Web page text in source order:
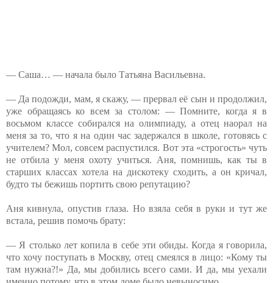
— Саша… — начала было Татьяна Васильевна.
— Да подожди, мам, я скажу, — прервал её сын и продолжил,
уже обращаясь ко всем за столом: — Помните, когда я в
восьмом классе собирался на олимпиаду, а отец наорал на
меня за то, что я на один час задержался в школе, готовясь с
учителем? Мол, совсем распустился. Вот эта «строгость» чуть
не отбила у меня охоту учиться. Аня, помнишь, как ты в
старших классах хотела на дискотеку сходить, а он кричал,
будто ты бежишь портить свою репутацию?
Аня кивнула, опустив глаза. Но взяла себя в руки и тут же
встала, решив помочь брату:
— Я столько лет копила в себе эти обиды. Когда я говорила,
что хочу поступать в Москву, отец смеялся в лицо: «Кому ты
там нужна?!» Да, мы добились всего сами. И да, мы уехали